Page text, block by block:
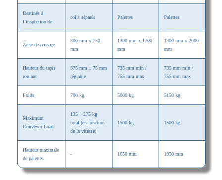
Destinés à
l’inspection de
colis séparés Palettes Palettes
Zone de passage
800 mm x 750
mm
1300 mm x 1700
mm
1300 mm x 2000
mm
Hauteur du tapis
roulant
875 mm ± 75 mm
réglable
735 mm min /
755 mm max
735 mm min /
755 mm max
Poids 700 kg 5000 kg 5150 kg
Maximum
Conveyor Load
135 ÷ 275 kg
total (en fonction
de la vitesse)
1500 kg 1500 kg
Hauteur maximale
de palettes
- 1650 mm 1950 mm